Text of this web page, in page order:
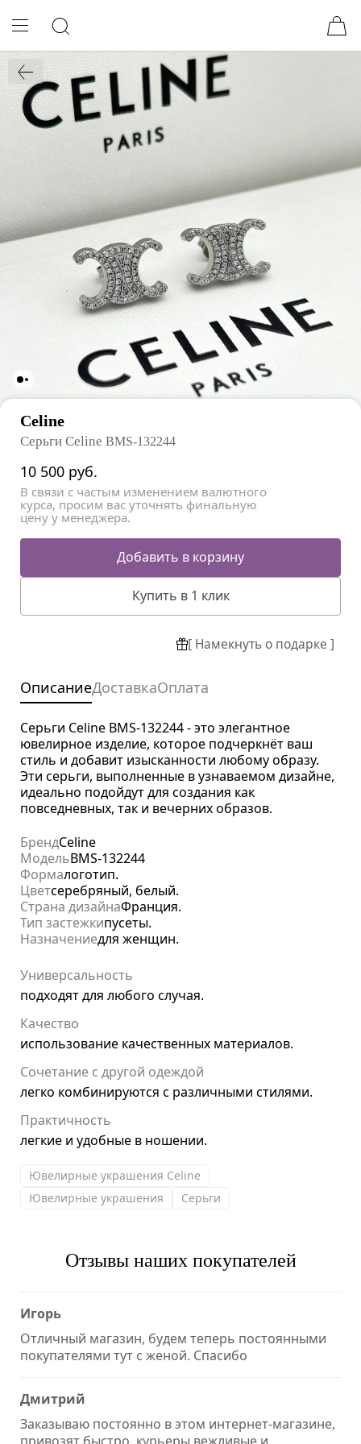
Celine
Серьги Celine BMS-132244
10 500 руб.
В связи с частым изменением валютного
курса, просим вас уточнять финальную
цену у менеджера.
Добавить в корзину
Купить в 1 клик
[ Намекнуть о подарке ]
ОписаниеДоставкаОплата
Серьги Celine BMS-132244 - это элегантное
ювелирное изделие, которое подчеркнёт ваш
стиль и добавит изысканности любому образу.
Эти серьги, выполненные в узнаваемом дизайне,
идеально подойдут для создания как
повседневных, так и вечерних образов.
БрендCeline
МодельBMS-132244
Формалоготип.
Цветсеребряный, белый.
Страна дизайнаФранция.
Тип застежкипусеты.
Назначениедля женщин.
Универсальность
подходят для любого случая.
Качество
использование качественных материалов.
Сочетание с другой одеждой
легко комбинируются с различными стилями.
Практичность
легкие и удобные в ношении.
Ювелирные украшения Celine
Ювелирные украшения
Серьги
Отзывы наших покупателей
Игорь
Отличный магазин, будем теперь постоянными
покупателями тут с женой. Спасибо
Дмитрий
Заказываю постоянно в этом интернет-магазине,